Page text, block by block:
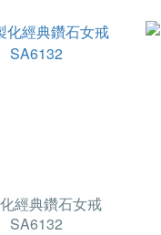
經典鑽石女戒
SA6132